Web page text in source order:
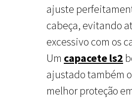
ajuste
cabeça, evitando
excessivo com os
Um capacete ls2
ajustado também
melhor proteção